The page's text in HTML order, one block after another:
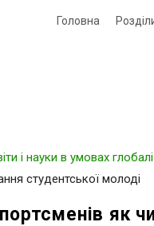
Головна
і науки в умовах
студентської молоді
як